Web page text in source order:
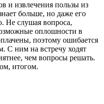
и извлечения пользы из
больше, но даже его
Не слушая вопроса,
оплошности в
поэтому ошибается
С ним на встречу ходят
чем вопросы решать.
итогом.